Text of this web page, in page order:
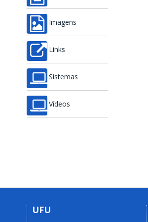
Imagens
Links
Sistemas
Vídeos
UFU